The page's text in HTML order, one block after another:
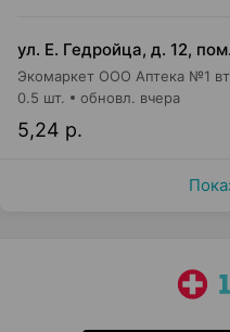
ул. Е. Гедройца, д. 12,
5,24 р.
0.5 шт. обновл. вчера